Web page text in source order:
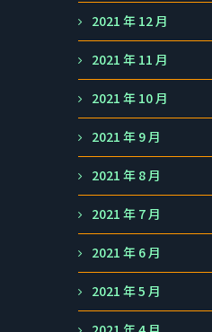
2021 年 12 月
2021 年 11 月
2021 年 10 月
2021 年 9 月
2021 年 8 月
2021 年 7 月
2021 年 6 月
2021 年 5 月